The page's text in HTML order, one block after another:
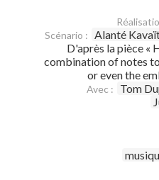
Scénario : Alanté
D'après la pièce «
combination of notes
or even the
Avec : Tom